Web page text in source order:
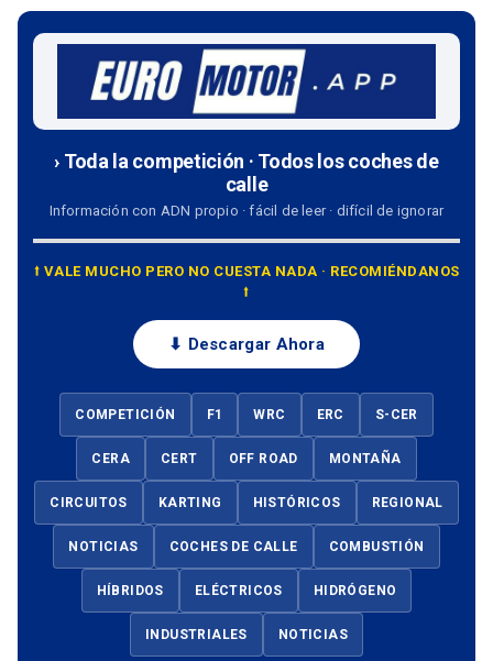
› Toda la competición · Todos los coches de
calle
Información con ADN propio · fácil de leer · difícil de ignorar
⭡ VALE MUCHO PERO NO CUESTA NADA · RECOMIÉNDANOS
⭡
⬇ Descargar Ahora
COMPETICIÓN F1 WRC ERC S-CER
CERA CERT OFF ROAD MONTAÑA
CIRCUITOS KARTING HISTÓRICOS REGIONAL
NOTICIAS COCHES DE CALLE COMBUSTIÓN
HÍBRIDOS ELÉCTRICOS HIDRÓGENO
INDUSTRIALES NOTICIAS